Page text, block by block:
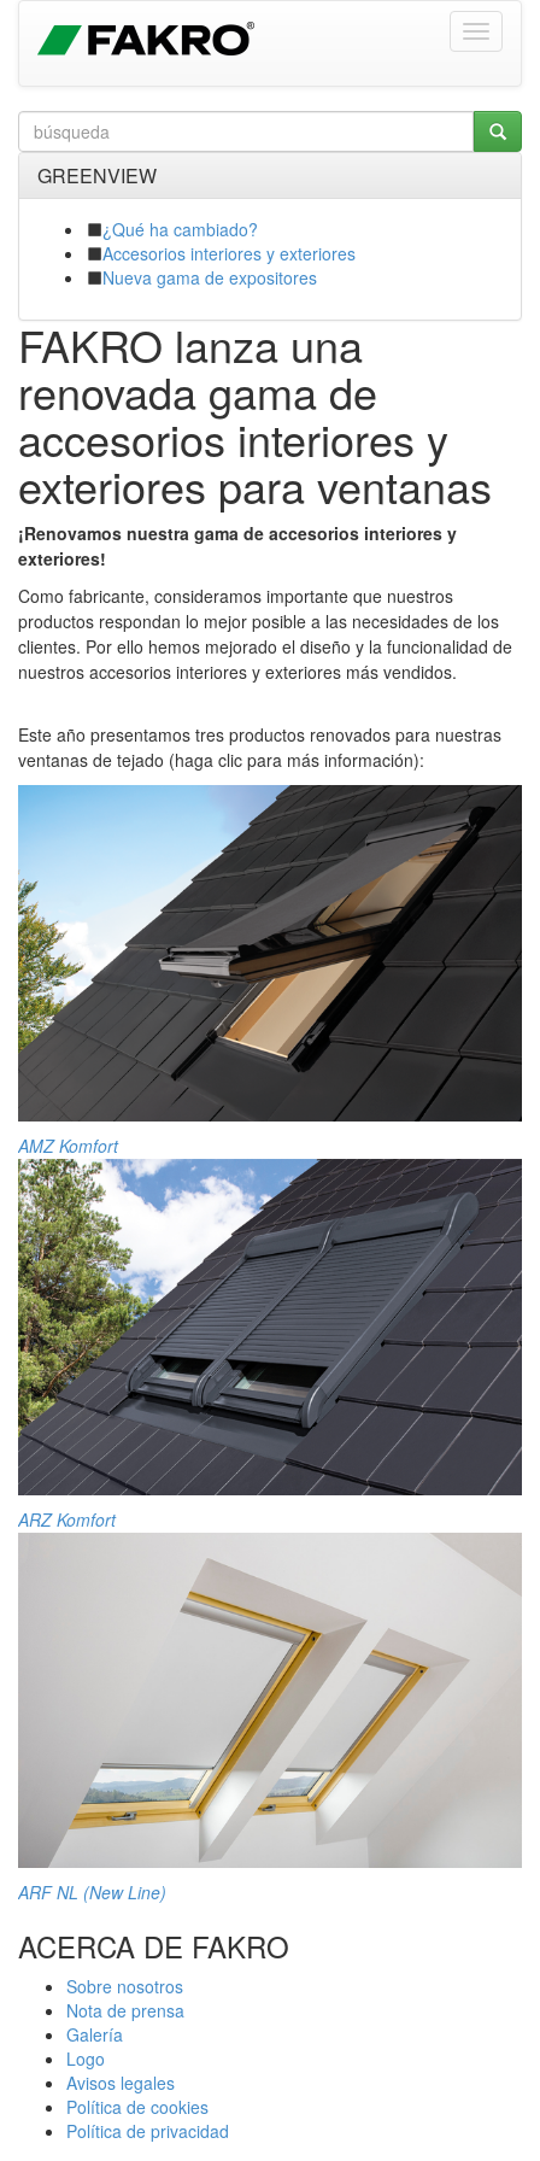
GREENVIEW
¿Qué ha cambiado?
Accesorios interiores y exteriores
Nueva gama de expositores
FAKRO lanza una
renovada gama de
accesorios interiores y
exteriores para ventanas
¡Renovamos nuestra gama de accesorios interiores y
exteriores!
Como fabricante, consideramos importante que nuestros
productos respondan lo mejor posible a las necesidades de los
clientes. Por ello hemos mejorado el diseño y la funcionalidad de
nuestros accesorios interiores y exteriores más vendidos.
Este año presentamos tres productos renovados para nuestras
ventanas de tejado (haga clic para más información):
AMZ Komfort
ARZ Komfort
ARF NL (New Line)
ACERCA DE FAKRO
Sobre nosotros
Nota de prensa
Galería
Logo
Avisos legales
Política de cookies
Política de privacidad